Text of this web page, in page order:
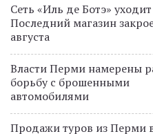
Сеть «Иль де Ботэ»
Последний магазин
августа
Власти Перми намерены
борьбу с брошенными
автомобилями
Продажи туров из Перми